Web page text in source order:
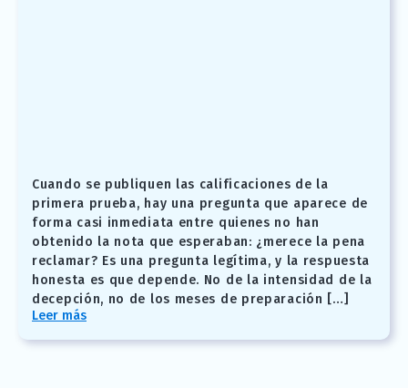
Cuando se publiquen las calificaciones de la
primera prueba, hay una pregunta que aparece de
forma casi inmediata entre quienes no han
obtenido la nota que esperaban: ¿merece la pena
reclamar? Es una pregunta legítima, y la respuesta
honesta es que depende. No de la intensidad de la
decepción, no de los meses de preparación […]
Leer más